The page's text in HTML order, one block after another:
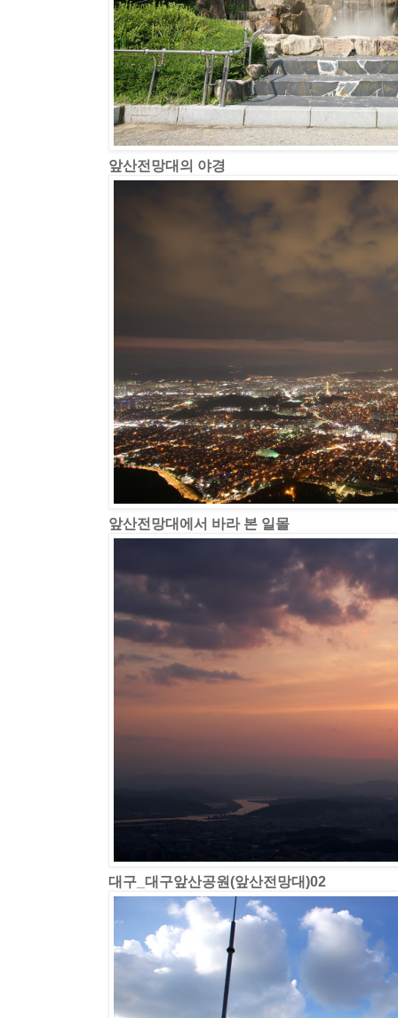
앞산전망대의 야경
앞산전망대에서 바라 본 일몰
대구_대구앞산공원(앞산전망대)02